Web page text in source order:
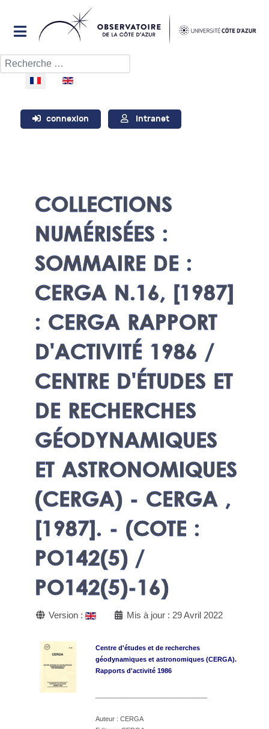
Rechercher
Sélectionnez votre langue
connexion Intranet
COLLECTIONS
NUMÉRISÉES :
SOMMAIRE DE :
CERGA N.16, [1987]
: CERGA RAPPORT
D'ACTIVITÉ 1986 /
CENTRE D'ÉTUDES ET
DE RECHERCHES
GÉODYNAMIQUES
ET ASTRONOMIQUES
(CERGA) - CERGA ,
[1987]. - (COTE :
PO142(5) /
PO142(5)-16)
Version : Mis à jour : 29 Avril 2022
Centre d'études et de recherches
géodynamiques et astronomiques (CERGA).
Rapports d'activité 1986
Auteur : CERGA